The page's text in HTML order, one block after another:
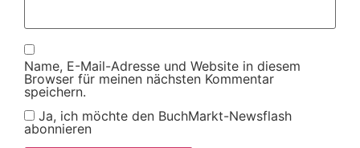
Name, E-Mail-Adresse und Website in diesem
Browser für meinen nächsten Kommentar
speichern.
Ja, ich möchte den BuchMarkt-Newsflash
abonnieren